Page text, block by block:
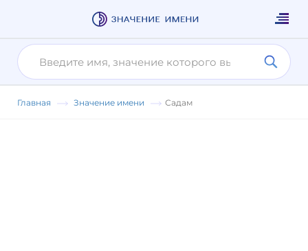
Главная Значение имени Садам